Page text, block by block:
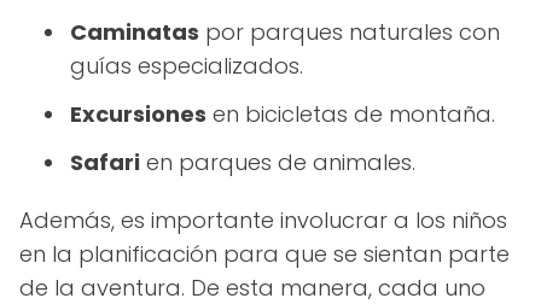
Caminatas por parques naturales con
guías especializados.
Excursiones en bicicletas de montaña.
Safari en parques de animales.
Además, es importante involucrar a los niños
en la planificación para que se sientan parte
de la aventura. De esta manera, cada uno